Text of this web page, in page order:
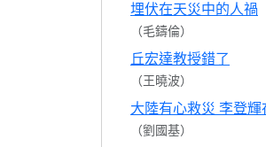
埋伏在天災中的人禍
（毛鑄倫）
丘宏達教授錯了
（王曉波）
大陸有心救災 李登
（劉國基）